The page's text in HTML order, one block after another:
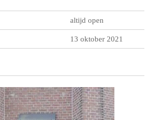
altijd open
13 oktober 2021